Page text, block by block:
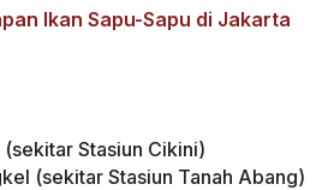
Ikan Sapu-Sapu di Jakarta
Stasiun Cikini)
(sekitar Stasiun Tanah Abang)